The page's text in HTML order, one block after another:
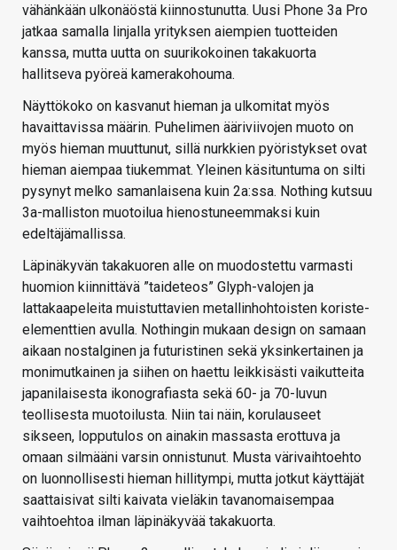
vähänkään ulkonäöstä kiinnostunutta. Uusi Phone 3a Pro
jatkaa samalla linjalla yrityksen aiempien tuotteiden
kanssa, mutta uutta on suurikokoinen takakuorta
hallitseva pyöreä kamerakohouma.
Näyttökoko on kasvanut hieman ja ulkomitat myös
havaittavissa määrin. Puhelimen ääriviivojen muoto on
myös hieman muuttunut, sillä nurkkien pyöristykset ovat
hieman aiempaa tiukemmat. Yleinen käsituntuma on silti
pysynyt melko samanlaisena kuin 2a:ssa. Nothing kutsuu
3a-malliston muotoilua hienostuneemmaksi kuin
edeltäjämallissa.
Läpinäkyvän takakuoren alle on muodostettu varmasti
huomion kiinnittävä ”taideteos” Glyph-valojen ja
lattakaapeleita muistuttavien metallinhohtoisten koriste-
elementtien avulla. Nothingin mukaan design on samaan
aikaan nostalginen ja futuristinen sekä yksinkertainen ja
monimutkainen ja siihen on haettu leikkisästi vaikutteita
japanilaisesta ikonografiasta sekä 60- ja 70-luvun
teollisesta muotoilusta. Niin tai näin, korulauseet
sikseen, lopputulos on ainakin massasta erottuva ja
omaan silmääni varsin onnistunut. Musta värivaihtoehto
on luonnollisesti hieman hillitympi, mutta jotkut käyttäjät
saattaisivat silti kaivata vieläkin tavanomaisempaa
vaihtoehtoa ilman läpinäkyvää takakuorta.